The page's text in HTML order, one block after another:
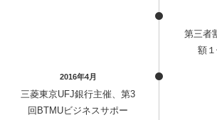
企業情報
第三者
額
2016年4月
三菱東京UFJ銀行主催、第3
回BTMUビジネスサポー